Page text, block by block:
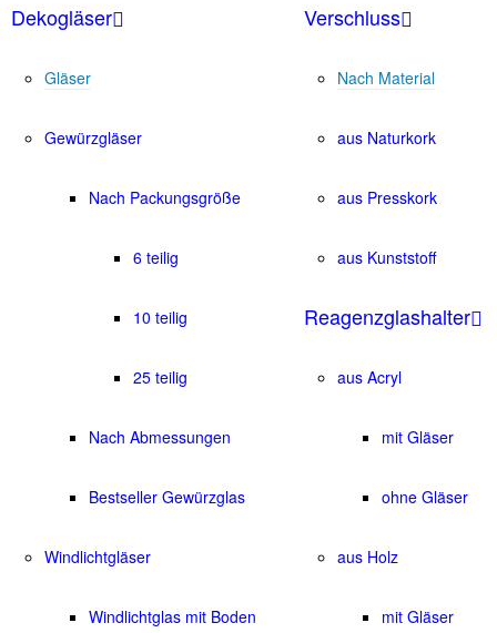
Dekogläser
Gläser
Gewürzgläser
Nach Packungsgröße
6 teilig
10 teilig
25 teilig
Nach Abmessungen
Bestseller Gewürzglas
Windlichtgläser
Windlichtglas mit Boden
Verschluss
Nach Material
aus Naturkork
aus Presskork
aus Kunststoff
Reagenzglashalter
aus Acryl
mit Gläser
ohne Gläser
aus Holz
mit Gläser